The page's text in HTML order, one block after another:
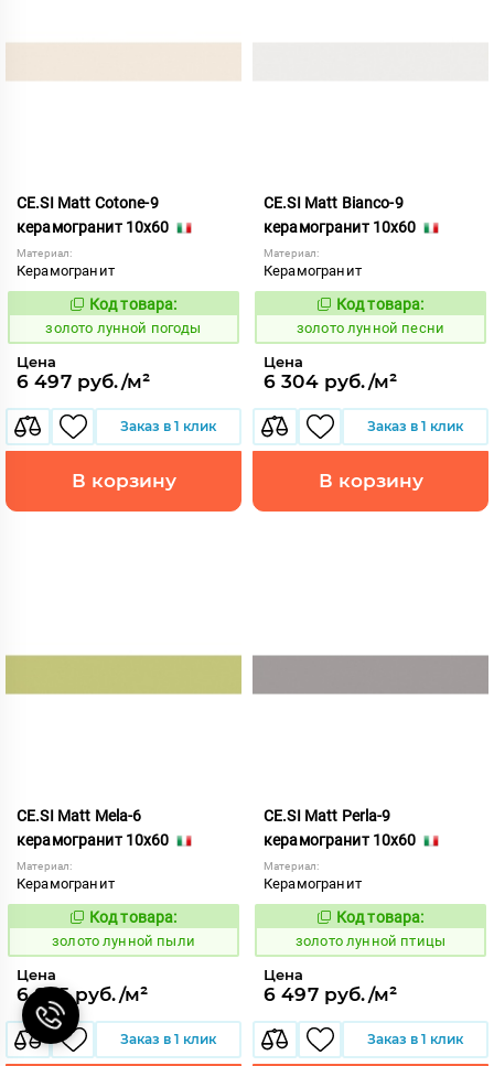
CE.SI Matt Cotone-9
керамогранит 10x60
Материал:
Керамогранит
521946
Код товара:
золото лунной погоды
Цена
6 497 руб./м²
Заказ в 1 клик
В корзину
CE.SI Matt Bianco-9
керамогранит 10x60
Материал:
Керамогранит
521944
Код товара:
золото лунной песни
Цена
6 304 руб./м²
Заказ в 1 клик
В корзину
CE.SI Matt Mela-6
керамогранит 10x60
Материал:
Керамогранит
521951
Код товара:
золото лунной пыли
Цена
6 875 руб./м²
Заказ в 1 клик
CE.SI Matt Perla-9
керамогранит 10x60
Материал:
Керамогранит
521948
Код товара:
золото лунной птицы
Цена
6 497 руб./м²
Заказ в 1 клик